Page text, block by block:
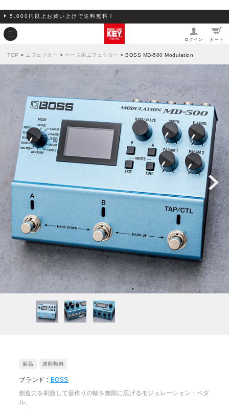
5,000円以上お買い上げで送料無料！
ログイン カート
TOP > エフェクター > ベース用エフェクター > BOSS MD-500 Modulation
ブランド : BOSS
創造力を刺激して音作りの幅を無限に広げるモジュレーション・ペダ
ル。